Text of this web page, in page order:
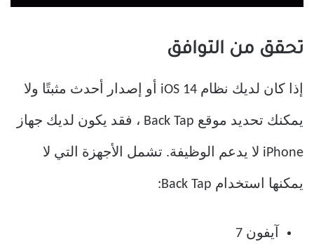
تحقق من التوافق
إذا كان لديك نظام iOS 14 أو إصدار أحدث مثبتًا ولا
يمكنك تحديد موقع Back Tap ، فقد يكون لديك جهاز
iPhone لا يدعم الوظيفة. تشمل الأجهزة التي لا
يمكنها استخدام Back Tap:
آيفون 7